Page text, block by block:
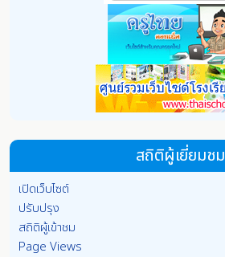
สถิติผู้เยี่ยมชม
เปิดเว็บไซต์
ปรับปรุง
สถิติผู้เข้าชม
Page Views